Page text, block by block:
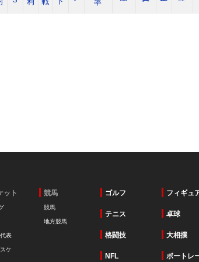
ット
表
ケ
競馬
競馬
地方競馬
ゴルフ フィギュ
テニス 卓球
格闘技 大相撲
NFL ボートレ